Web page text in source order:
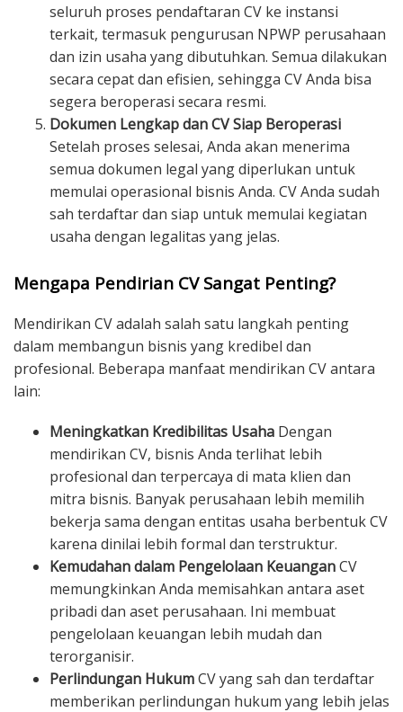
seluruh proses pendaftaran CV ke instansi
terkait, termasuk pengurusan NPWP perusahaan
dan izin usaha yang dibutuhkan. Semua dilakukan
secara cepat dan efisien, sehingga CV Anda bisa
segera beroperasi secara resmi.
Dokumen Lengkap dan CV Siap Beroperasi
Setelah proses selesai, Anda akan menerima
semua dokumen legal yang diperlukan untuk
memulai operasional bisnis Anda. CV Anda sudah
sah terdaftar dan siap untuk memulai kegiatan
usaha dengan legalitas yang jelas.
Mengapa Pendirian CV Sangat Penting?
Mendirikan CV adalah salah satu langkah penting
dalam membangun bisnis yang kredibel dan
profesional. Beberapa manfaat mendirikan CV antara
lain:
Meningkatkan Kredibilitas Usaha Dengan
mendirikan CV, bisnis Anda terlihat lebih
profesional dan terpercaya di mata klien dan
mitra bisnis. Banyak perusahaan lebih memilih
bekerja sama dengan entitas usaha berbentuk CV
karena dinilai lebih formal dan terstruktur.
Kemudahan dalam Pengelolaan KeuanganCV
memungkinkan Anda memisahkan antara aset
pribadi dan aset perusahaan. Ini membuat
pengelolaan keuangan lebih mudah dan
terorganisir.
Perlindungan HukumCV yang sah dan terdaftar
memberikan perlindungan hukum yang lebih jelas